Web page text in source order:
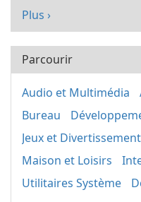
Plus ›
Parcourir
Audio et Multimédia
Bureau
Jeux et Divertissement
Maison et Loisirs
Utilitaires Système